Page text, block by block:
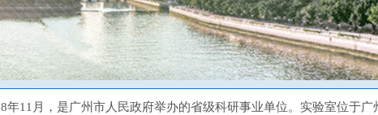
11月，是广州市人民政府举办的省级科研事业单位。实验室位于广